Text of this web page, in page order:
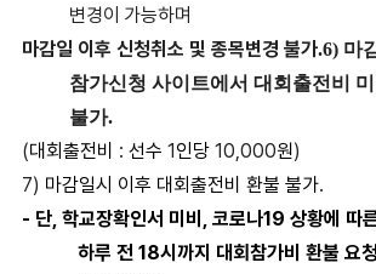
변경이 가능하며
마감일 이후 신청취소 및 종목변경 불가.6) 마
참가신청 사이트에서 대회출전비
불가.
(대회출전비 : 선수 1인당 10,000원)
7) 마감일시 이후 대회출전비 환불 불가.
- 단, 학교장확인서 미비 , 코로나19 상황에 따
하루 전18시까지 대회참가비 환불 요